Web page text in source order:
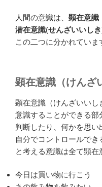
人間の意識は、 顕在意識
潜在意識(せんざいいしき
この二つに分かれていま
顕在意識（けんざ
顕在意識（けんざいい
意識することができる
判断したり、何かを思
自分でコントロールでき
と考える意識は全て顕在
今日は買い物に行こう